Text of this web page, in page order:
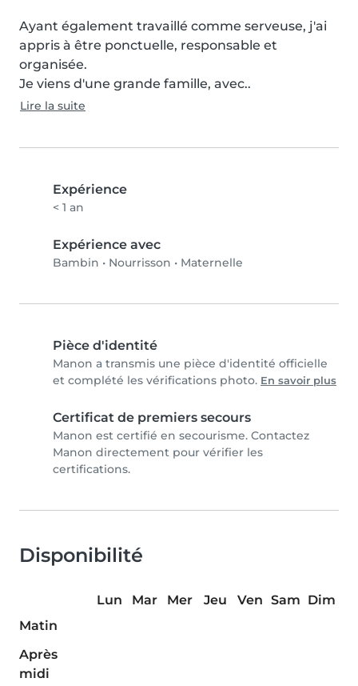
Ayant également travaillé comme serveuse, j'ai
appris à être ponctuelle, responsable et
organisée.
Je viens d'une grande famille, avec..
Lire la suite
Expérience
< 1 an
Expérience avec
Bambin • Nourrisson • Maternelle
Pièce d'identité
Manon a transmis une pièce d'identité officielle
et complété les vérifications photo. En savoir plus
Certificat de premiers secours
Manon est certifié en secourisme. Contactez
Manon directement pour vérifier les
certifications.
Disponibilité
Lun Mar Mer Jeu Ven Sam Dim
Matin
Après
midi